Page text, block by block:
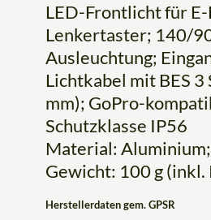
LED-Frontlicht für
Lenkertaster; 140/
Ausleuchtung;
Lichtkabel mit BES
mm); GoPro-
Schutzklasse IP56
Material:
Gewicht: 100 g (inkl.
Herstellerdaten gem. GPSR